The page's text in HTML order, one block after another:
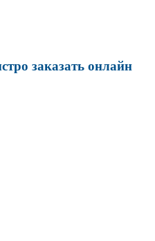
заказать онлайн